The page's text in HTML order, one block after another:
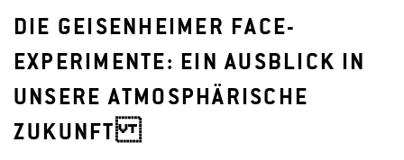
DIE GEISENHEIMER FACE-
EXPERIMENTE: EIN AUSBLICK IN
UNSERE ATMOSPHÄRISCHE
ZUKUNFT